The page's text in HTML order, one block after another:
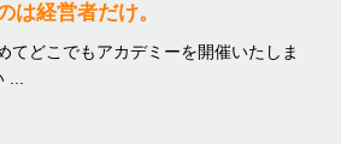
は経営者だけ。
てどこでもアカデミーを開催いたしま